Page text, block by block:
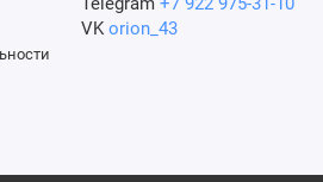
VK orion_43